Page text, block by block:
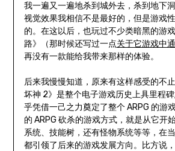
我一遍又一遍地杀到城外去，杀到地下
视觉效果我相信不是最好的，但是游戏
的。在这以后，也玩过不少类暗黑的游
路》（那时候还写过一点关于它游戏中
再没有一款能给我带来那样的体验。
后来我慢慢知道，原来有这样感受的不
坏神 2》是整个电子游戏历史上具里程
乎凭借一己之力奠定了整个 ARPG 的游
的 ARPG 砍杀的游戏方式，就是从它开
系统、技能树，还有怪物系统等等，在
都引领了后来的游戏发展方向。比方说